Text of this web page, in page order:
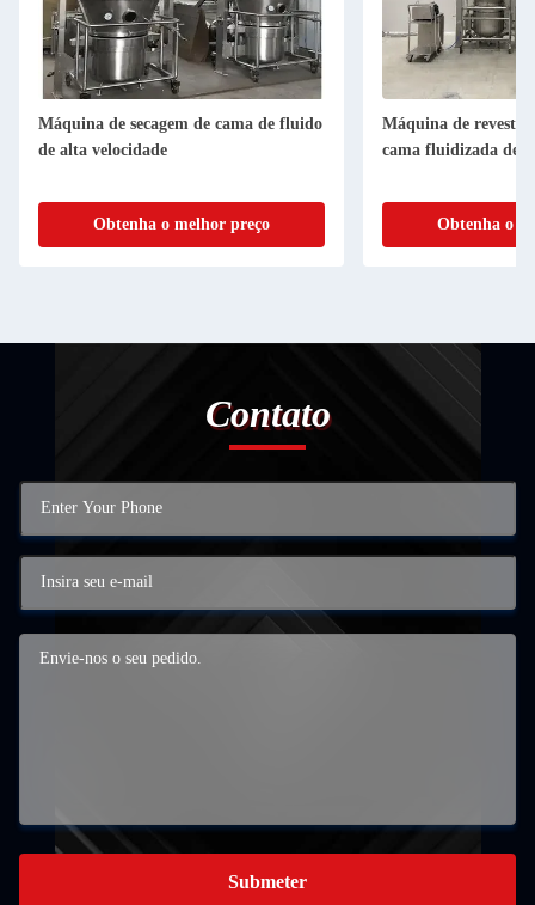
Máquina de secagem de cama de fluido
de alta velocidade
Obtenha o melhor preço
Máquina de
cama fluidizada de
Obtenha o
Contato
Submeter